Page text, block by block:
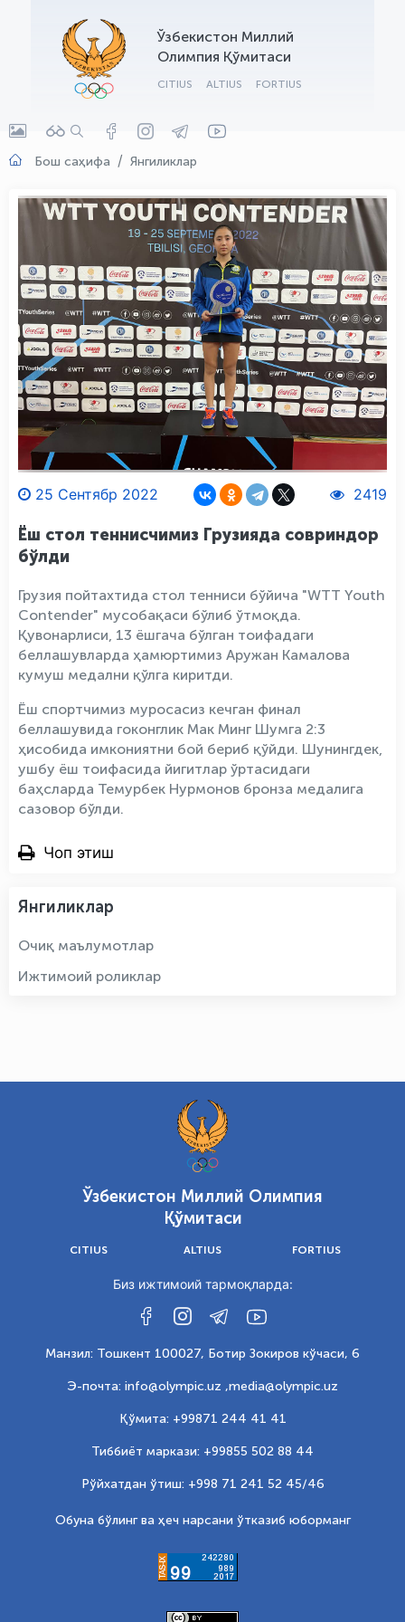
Ўзбекистон Миллий
Олимпия Қўмитаси
CITIUS ALTIUS FORTIUS
Бош саҳифа Янгиликлар
25 Сентябр 2022 2419
Ёш стол теннисчимиз Грузияда совриндор
бўлди
Грузия пойтахтида стол тенниси бўйича "WТТ Youth
Contender" мусобақаси бўлиб ўтмоқда.
Қувонарлиси, 13 ёшгача бўлган тоифадаги
беллашувларда ҳамюртимиз Аружан Камалова
кумуш медални қўлга киритди.
Ёш спортчимиз муросасиз кечган финал
беллашувида гоконглик Мак Минг Шумга 2:3
ҳисобида имкониятни бой бериб қўйди. Шунингдек,
ушбу ёш тоифасида йигитлар ўртасидаги
баҳсларда Темурбек Нурмонов бронза медалига
сазовор бўлди.
Чоп этиш
Янгиликлар
Очиқ маълумотлар
Ижтимоий роликлар
Ўзбекистон Миллий Олимпия
Қўмитаси
CITIUS ALTIUS FORTIUS
Биз ижтимоий тармоқларда:
Манзил: Тошкент 100027, Ботир Зокиров кўчаси, 6
Э-почта: info@olympic.uz ,media@olympic.uz
Қўмита: +99871 244 41 41
Тиббиёт маркази: +99855 502 88 44
Рўйхатдан ўтиш: +998 71 241 52 45/46
Обуна бўлинг ва ҳеч нарсани ўтказиб юборманг
OLYMPCHIK AI - yordamchi
Онлайн · olympic.uz